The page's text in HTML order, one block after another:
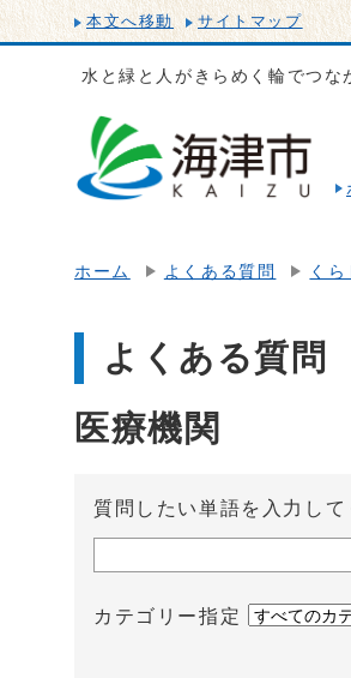
本文へ移動 サイトマップ
水と緑と人がきらめく輪でつな
ホーム よくある質問 く
よくある質問
医療機関
質問したい単語を入力し
カテゴリー指定